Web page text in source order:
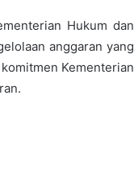
Hukum dan
anggaran yang
Kementerian